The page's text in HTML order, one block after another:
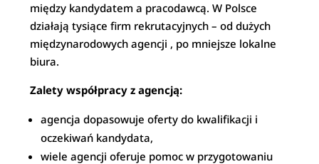
między kandydatem a pracodawcą. W Polsce
działają tysiące firm rekrutacyjnych – od dużych
międzynarodowych agencji , po mniejsze lokalne
biura.
Zalety współpracy z agencją:
agencja dopasowuje oferty do kwalifikacji i
oczekiwań kandydata,
wiele agencji oferuje pomoc w przygotowaniu